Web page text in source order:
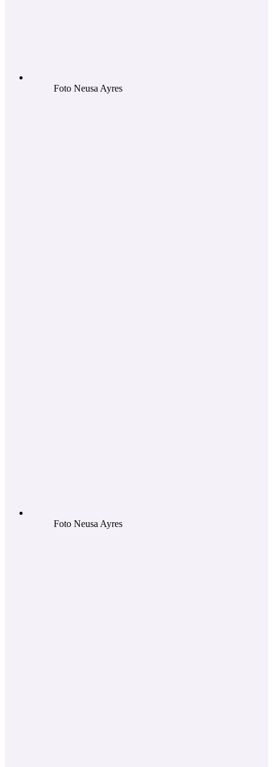
Foto Neusa Ayres
Foto Neusa Ayres